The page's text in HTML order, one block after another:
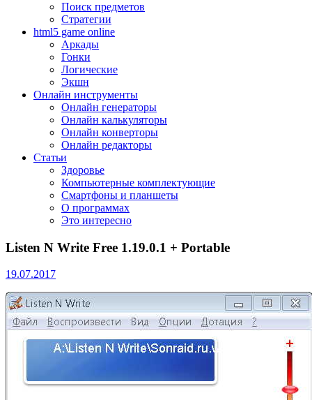
Поиск предметов
Стратегии
html5 game online
Аркады
Гонки
Логические
Экшн
Онлайн инструменты
Онлайн генераторы
Онлайн калькуляторы
Онлайн конверторы
Онлайн редакторы
Статьи
Здоровье
Компьютерные комплектующие
Смартфоны и планшеты
О программах
Это интересно
Listen N Write Free 1.19.0.1 + Portable
19.07.2017